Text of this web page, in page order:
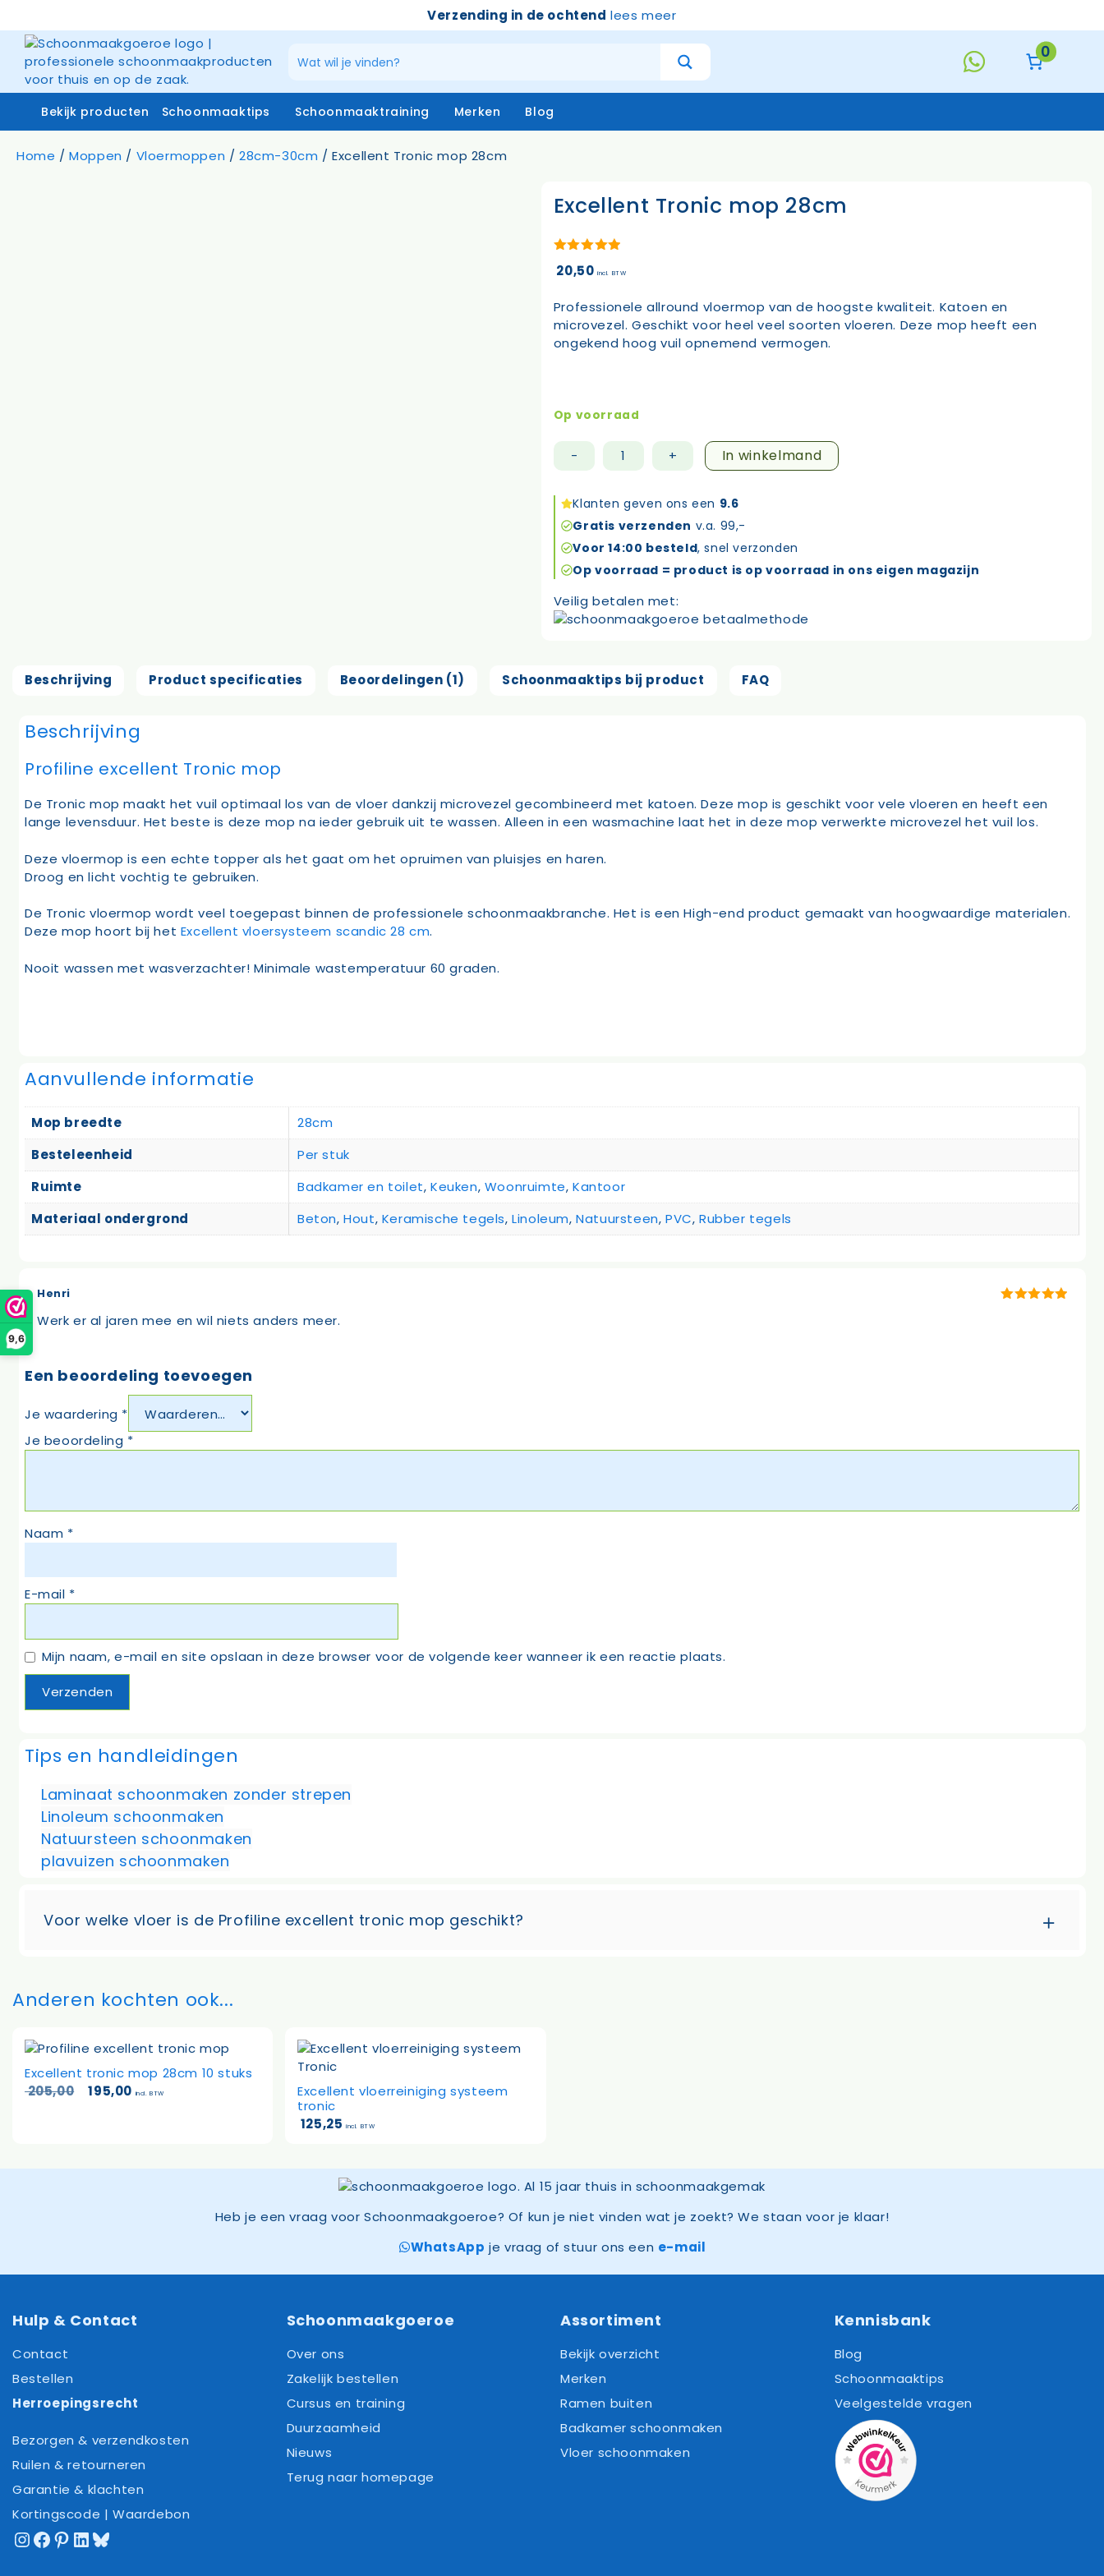
9,6
inhoud
Verzending in de ochtend lees meer
0
Bekijk producten
Handschoenen
Borstels & bezems
Schrapers – handtrekkers
Sponzen
Op=op
Keukentextiel
Schoonmaaktips Schoonmaaktraining Merken Blog
Home /Moppen / Vloermoppen /28cm-30cm / Excellent Tronic mop 28cm
Excellent Tronic mop 28cm
20,50 incl. BTW
Professionele allround vloermop van de hoogste kwaliteit. Katoen en
microvezel. Geschikt voor heel veel soorten vloeren. Deze mop heeft een
ongekend hoog vuil opnemend vermogen.
Op voorraad
-
mop
28cm
aantal
+ In winkelmand
Klanten geven ons een 9.6
Gratis verzenden v.a. 99,-
Voor 14:00 besteld, snel verzonden
Op voorraad = product is op voorraad in ons eigen magazijn
Veilig betalen met:
Beschrijving Product specificaties Beoordelingen (1) Schoonmaaktips bij product FAQ
Beschrijving
Profiline excellent Tronic mop
De Tronic mop maakt het vuil optimaal los van de vloer dankzij microvezel gecombineerd met katoen. Deze mop is geschikt voor vele vloeren en heeft een
lange levensduur. Het beste is deze mop na ieder gebruik uit te wassen. Alleen in een wasmachine laat het in deze mop verwerkte microvezel het vuil los.
Deze vloermop is een echte topper als het gaat om het opruimen van pluisjes en haren.
Droog en licht vochtig te gebruiken.
De Tronic vloermop wordt veel toegepast binnen de professionele schoonmaakbranche. Het is een High-end product gemaakt van hoogwaardige materialen.
Deze mop hoort bij het Excellent vloersysteem scandic 28 cm.
Nooit wassen met wasverzachter! Minimale wastemperatuur 60 graden.
Aanvullende informatie
Mop breedte
28cm
Besteleenheid
Per stuk
Ruimte
Badkamer en toilet,Keuken, Woonruimte,Kantoor
Materiaal ondergrond
Beton,Hout, Keramische tegels,Linoleum,Natuursteen,PVC,Rubber tegels
Henri
Werk er al jaren mee en wil niets anders meer.
Een beoordeling toevoegen
Je waardering *
Je beoordeling *
Naam *
E-mail *
Mijn naam, e-mail en site opslaan in deze browser voor de volgende keer wanneer ik een reactie plaats.
Tips en handleidingen
Laminaat schoonmaken zonder strepen
Linoleum schoonmaken
Natuursteen schoonmaken
plavuizen schoonmaken
Voor welke vloer is de Profiline excellent tronic mop geschikt?
Anderen kochten ook...
Excellent tronic mop 28cm 10 stuks
205,00
Oorspronkelijke
195,00 Huidige
incl. BTW
Excellent vloerreiniging systeem
tronic
125,25 incl. BTW
Heb je een vraag voor Schoonmaakgoeroe? Of kun je niet vinden wat je zoekt? We staan voor je klaar!
WhatsApp je vraag of stuur ons een e-mail
Hulp & Contact
Contact
Bestellen
Herroepingsrecht
Bezorgen & verzendkosten
Ruilen & retourneren
Garantie & klachten
Kortingscode | Waardebon
Instagram
Facebook
Pinterest
LinkedIn
Bluesky
Schoonmaakgoeroe
Over ons
Zakelijk bestellen
Cursus en training
Duurzaamheid
Nieuws
Terug naar homepage
Assortiment
Bekijk overzicht
Merken
Ramen buiten
Badkamer schoonmaken
Vloer schoonmaken
Kennisbank
Blog
Schoonmaaktips
Veelgestelde vragen
28cm